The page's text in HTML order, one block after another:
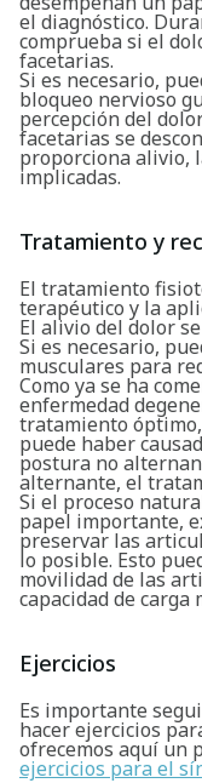
Buscar
el diagnóstico.
comprueba si el
facetarias.
Si es necesario,
bloqueo nervioso
percepción del
facetarias se
proporciona alivio,
implicadas.
Tratamiento y
El tratamiento
terapéutico y la
El alivio del dolor
Si es necesario,
musculares para
Como ya se ha
enfermedad
tratamiento
puede haber
postura no
alternante, el
Si el proceso
papel importante,
preservar las
lo posible. Esto
movilidad de las
capacidad de
Ejercicios
Es importante
hacer ejercicios
ofrecemos aquí un
ejercicios para el